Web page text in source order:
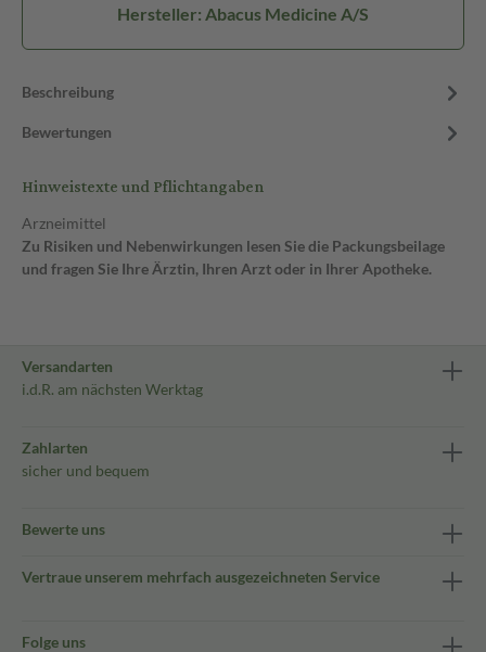
Hersteller: Abacus Medicine A/S
Beschreibung
Bewertungen
Hinweistexte und Pflichtangaben
Arzneimittel
Zu Risiken und Nebenwirkungen lesen Sie die Packungsbeilage
und fragen Sie Ihre Ärztin, Ihren Arzt oder in Ihrer Apotheke.
Versandarten
i.d.R. am nächsten Werktag
Zahlarten
sicher und bequem
Bewerte uns
Vertraue unserem mehrfach ausgezeichneten Service
Folge uns